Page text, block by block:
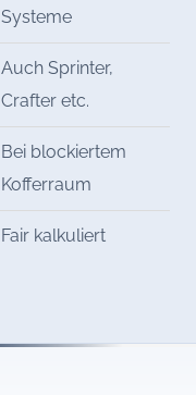
Systeme
Auch Sprinter,
Crafter etc.
Bei blockiertem
Kofferraum
Fair kalkuliert